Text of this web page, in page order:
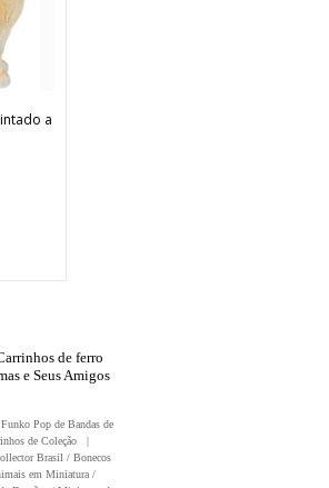
a
de ferro
e Seus Amigos
Pop de Bandas de
de Coleção
|
Brasil / Bonecos
em Miniatura /